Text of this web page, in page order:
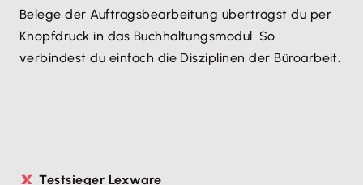
Belege der Auftragsbearbeitung überträgst du per
Knopfdruck in das Buchhaltungsmodul. So
verbindest du einfach die Disziplinen der Büroarbeit.
Testsieger Lexware